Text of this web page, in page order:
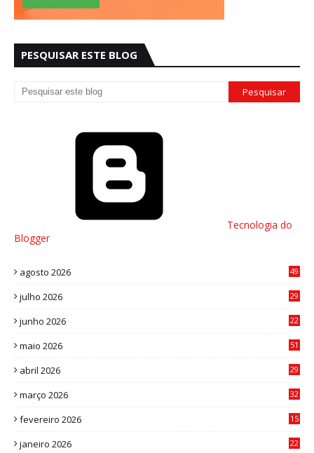
PESQUISAR ESTE BLOG
Tecnologia do
Blogger
agosto 2026 49
julho 2026
29
junho 2026
22
maio 2026
51
abril 2026
29
março 2026
32
fevereiro 2026
15
janeiro 2026
22